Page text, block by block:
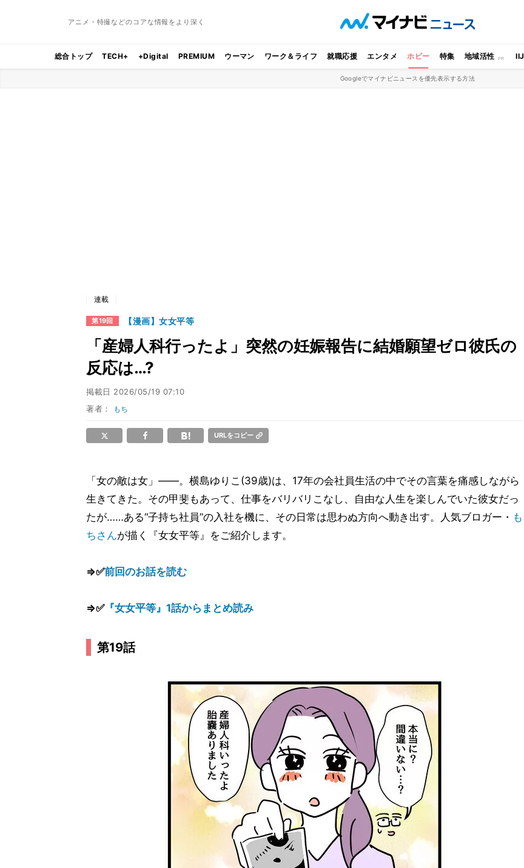
アニメ・特撮などのコアな情報をより深く
総合トップ TECH+ +Digital PREMIUM ウーマン ワーク＆ライフ 就職応援 エンタメ ホビー 特集 地域活性 IIJ
Googleでマイナビニュースを優先表示する方法
連載
第19回 【漫画】女女平等
「産婦人科行ったよ」突然の妊娠報告に結婚願望ゼロ彼氏の
反応は…?
掲載日 2026/05/19 07:10
著者：
もち
URLをコピー
「女の敵は女」――。横島ゆりこ(39歳)は、17年の会社員生活の中でその言葉を痛感しながら
生きてきた。その甲斐もあって、仕事をバリバリこなし、自由な人生を楽しんでいた彼女だっ
たが……ある“子持ち社員”の入社を機に、その日常は思わぬ方向へ動き出す。人気ブロガー・ も
ちさんが描く『女女平等』をご紹介します。
⇒✅前回のお話を読む
⇒✅『女女平等』1話からまとめ読み
第19話